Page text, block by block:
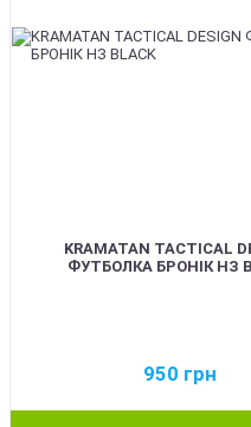
KRAMATAN TACTICAL
ФУТБОЛКА БРОНІК НЗ
950 грн